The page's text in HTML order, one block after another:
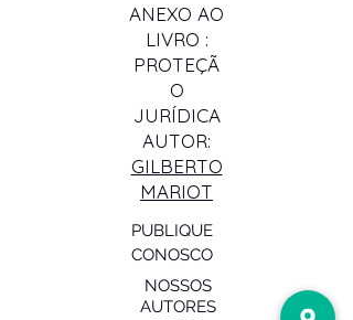
ANEXO AO
LIVRO :
PROTEÇÃ
O
JURÍDICA
AUTOR:
GILBERTO
MARIOT
PUBLIQUE
CONOSCO
NOSSOS
AUTORES